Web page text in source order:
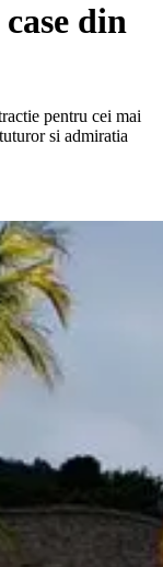
din
pentru cei mai
si admiratia